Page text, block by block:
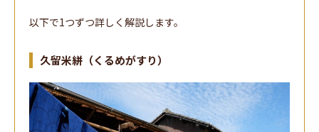
以下で1つずつ詳しく解説します。
久留米絣（くるめがすり）